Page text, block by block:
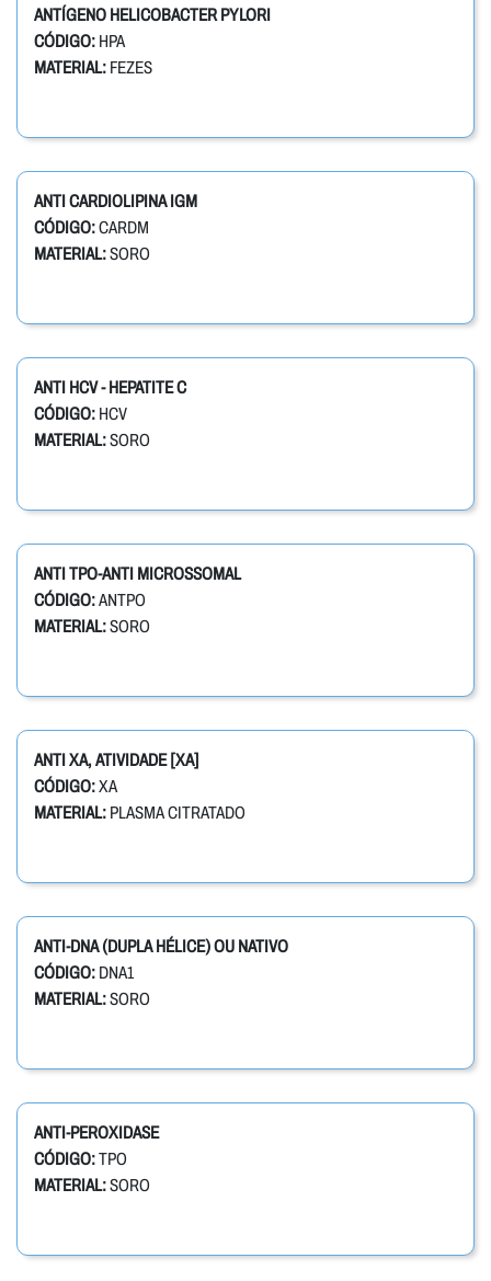
ANTÍGENO HELICOBACTER PYLORI
CÓDIGO: HPA
MATERIAL: FEZES
ANTI CARDIOLIPINA IGM
CÓDIGO:CARDM
MATERIAL:SORO
ANTI HCV - HEPATITE C
CÓDIGO: HCV
MATERIAL:SORO
ANTI TPO-ANTI MICROSSOMAL
CÓDIGO:ANTPO
MATERIAL:SORO
ANTI XA, ATIVIDADE [XA]
CÓDIGO:XA
MATERIAL: PLASMA CITRATADO
ANTI-DNA (DUPLA HÉLICE) OU NATIVO
CÓDIGO: DNA1
MATERIAL:SORO
ANTI-PEROXIDASE
CÓDIGO:TPO
MATERIAL:SORO